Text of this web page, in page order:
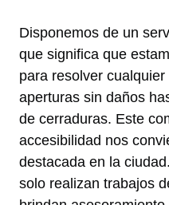
Disponemos de un
que significa que
para resolver
aperturas sin daños
de cerraduras. Este
accesibilidad nos
destacada en la
solo realizan trabajos